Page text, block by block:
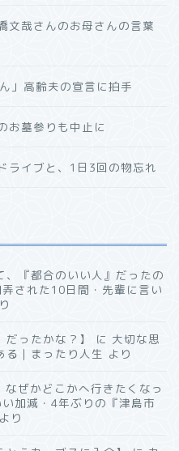
文哉さんのお母さんの言葉
」高齢夫の宣言に拍手
お墓参りも中止に
ライブと、1日3回の物忘れ
、『都合のいい人』だったの
された10日間・先輩に言い
ったかな？】 に 大切な思
る｜まったり人生 より
なぜかどこかへ行きたくなっ
加減・4年ぶりの『津島市
より